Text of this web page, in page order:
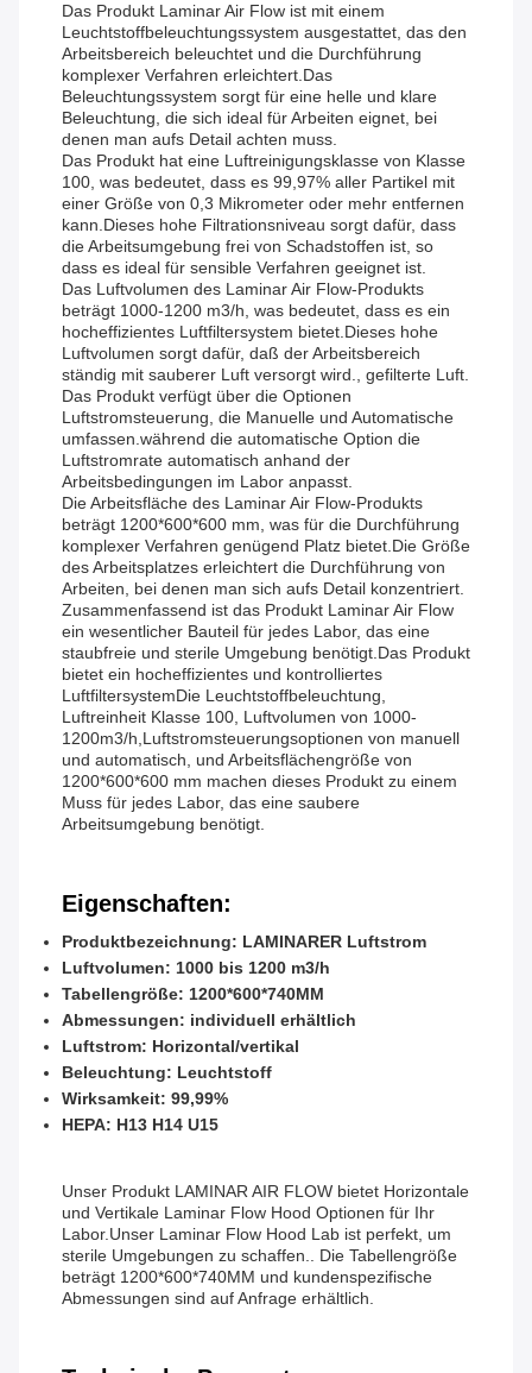
Das Produkt Laminar Air Flow ist mit einem
Leuchtstoffbeleuchtungssystem ausgestattet, das den
Arbeitsbereich beleuchtet und die Durchführung
komplexer Verfahren erleichtert.Das
Beleuchtungssystem sorgt für eine helle und klare
Beleuchtung, die sich ideal für Arbeiten eignet, bei
denen man aufs Detail achten muss.
Das Produkt hat eine Luftreinigungsklasse von Klasse
100, was bedeutet, dass es 99,97% aller Partikel mit
einer Größe von 0,3 Mikrometer oder mehr entfernen
kann.Dieses hohe Filtrationsniveau sorgt dafür, dass
die Arbeitsumgebung frei von Schadstoffen ist, so
dass es ideal für sensible Verfahren geeignet ist.
Das Luftvolumen des Laminar Air Flow-Produkts
beträgt 1000-1200 m3/h, was bedeutet, dass es ein
hocheffizientes Luftfiltersystem bietet.Dieses hohe
Luftvolumen sorgt dafür, daß der Arbeitsbereich
ständig mit sauberer Luft versorgt wird., gefilterte Luft.
Das Produkt verfügt über die Optionen
Luftstromsteuerung, die Manuelle und Automatische
umfassen.während die automatische Option die
Luftstromrate automatisch anhand der
Arbeitsbedingungen im Labor anpasst.
Die Arbeitsfläche des Laminar Air Flow-Produkts
beträgt 1200*600*600 mm, was für die Durchführung
komplexer Verfahren genügend Platz bietet.Die Größe
des Arbeitsplatzes erleichtert die Durchführung von
Arbeiten, bei denen man sich aufs Detail konzentriert.
Zusammenfassend ist das Produkt Laminar Air Flow
ein wesentlicher Bauteil für jedes Labor, das eine
staubfreie und sterile Umgebung benötigt.Das Produkt
bietet ein hocheffizientes und kontrolliertes
LuftfiltersystemDie Leuchtstoffbeleuchtung,
Luftreinheit Klasse 100, Luftvolumen von 1000-
1200m3/h,Luftstromsteuerungsoptionen von manuell
und automatisch, und Arbeitsflächengröße von
1200*600*600 mm machen dieses Produkt zu einem
Muss für jedes Labor, das eine saubere
Arbeitsumgebung benötigt.
Eigenschaften:
Produktbezeichnung: LAMINARER Luftstrom
Luftvolumen: 1000 bis 1200 m3/h
Tabellengröße: 1200*600*740MM
Abmessungen: individuell erhältlich
Luftstrom: Horizontal/vertikal
Beleuchtung: Leuchtstoff
Wirksamkeit: 99,99%
HEPA: H13 H14 U15
Unser Produkt LAMINAR AIR FLOW bietet Horizontale
und Vertikale Laminar Flow Hood Optionen für Ihr
Labor.Unser Laminar Flow Hood Lab ist perfekt, um
sterile Umgebungen zu schaffen.. Die Tabellengröße
beträgt 1200*600*740MM und kundenspezifische
Abmessungen sind auf Anfrage erhältlich.